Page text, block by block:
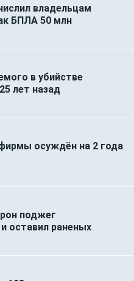
владельцам
БПЛА 50 млн
в убийстве
лет назад
осуждён на 2 года
поджег
оставил раненых